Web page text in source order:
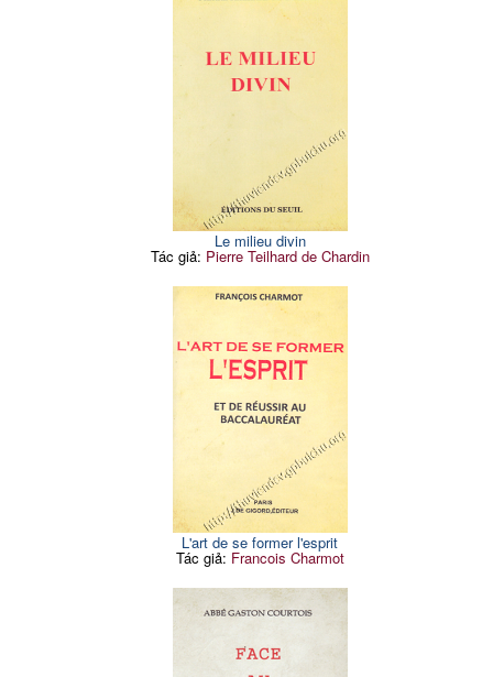
Le milieu divin
Tác giả: Pierre Teilhard de Chardin
L'art de se former l'esprit
Tác giả: Francois Charmot